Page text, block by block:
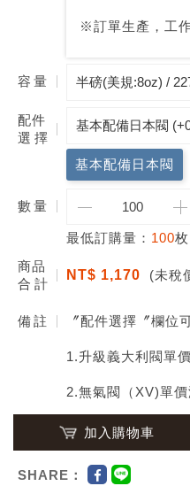
※訂單生產，工
容量
配件
選擇
基本配備日本閥
數量
最低訂購量： 100枚
商品
合計
NT$ 1,170 (未稅
備註 〞配件選擇〞欄位
1.升級義大利閥單
2.無氣閥（XV)單
加入購物車
SHARE：